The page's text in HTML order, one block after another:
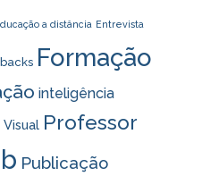
a distância Entrevista
Formação
inteligência
Professor
Publicação